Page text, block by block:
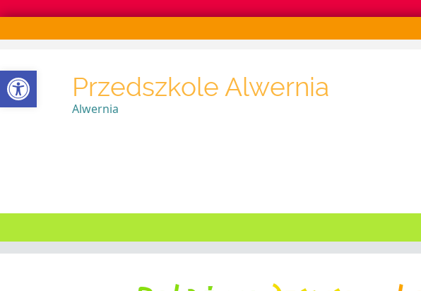
Otwórz pasek narzędzi Przedszkole Alwernia
Alwernia